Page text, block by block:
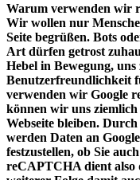
Warum verwenden wir
Wir wollen nur
Seite begrüßen. Bots
Art dürfen getrost
Hebel in Bewegung,
Benutzerfreundlichkeit
verwenden wir Google
können wir uns ziemlich
Webseite bleiben.
werden Daten an
festzustellen, ob Sie
reCAPTCHA dient also